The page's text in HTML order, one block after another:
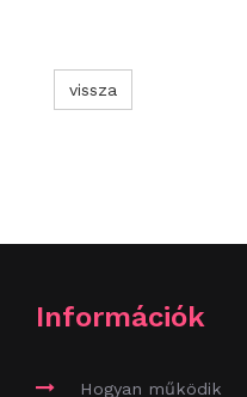
vissza
Információk
Hogyan működik